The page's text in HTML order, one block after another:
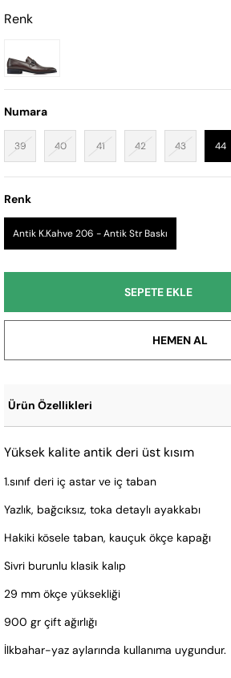
Renk
Numara
39 40 41 42 43 44
Renk
Antik K.Kahve 206 - Antik Str Baskı
Ürün Özellikleri
Yüksek kalite antik deri üst kısım
1.sınıf deri iç astar ve iç taban
Yazlık, bağcıksız, toka detaylı ayakkabı
Hakiki kösele taban, kauçuk ökçe kapağı
Sivri burunlu klasik kalıp
29 mm ökçe yüksekliği
900 gr çift ağırlığı
İlkbahar-yaz aylarında kullanıma uygundur.